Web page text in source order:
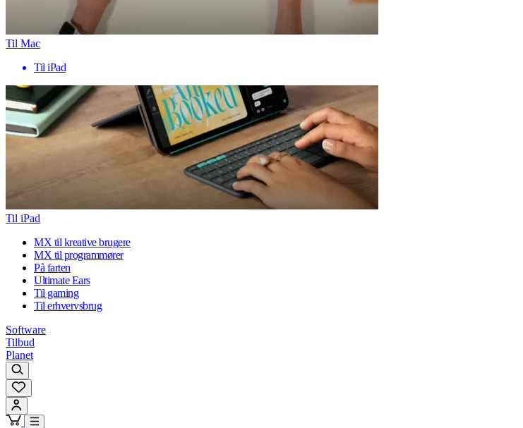
Til Mac
Til iPad
Til iPad
MX til kreative brugere
MX til programmører
På farten
Ultimate Ears
Til gaming
Til erhvervsbrug
Software
Tilbud
Planet